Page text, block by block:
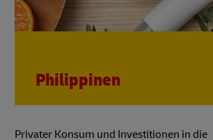
Philippinen
Privater Konsum und Investitionen in die